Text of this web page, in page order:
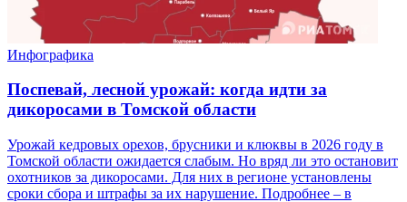
Инфографика
Поспевай, лесной урожай: когда идти за
дикоросами в Томской области
Урожай кедровых орехов, брусники и клюквы в 2026 году в
Томской области ожидается слабым. Но вряд ли это остановит
охотников за дикоросами. Для них в регионе установлены
сроки сбора и штрафы за их нарушение. Подробнее – в